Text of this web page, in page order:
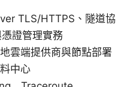
TLS/HTTPS、隧道協
證管理實務
雲端提供商與節點部署
中心